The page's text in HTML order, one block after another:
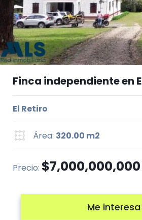
Finca independiente en
El Retiro
Área: 320.00 m2
Precio: $7,000,000,000
Me